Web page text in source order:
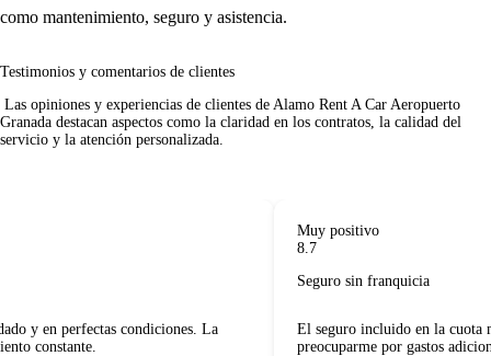
como mantenimiento, seguro y asistencia.
Testimonios y comentarios de clientes
Granada destacan aspectos como la claridad en los contratos, la calidad del
servicio y la atención personalizada.
y en perfectas condiciones. La
constante.
Muy positivo
8.7
Seguro sin franquicia
El seguro incluido en la cuota
preocuparme por gastos